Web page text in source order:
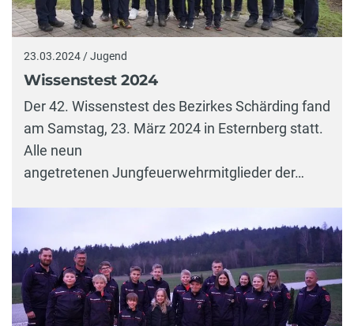
23.03.2024 / Jugend
Wissenstest 2024
Der 42. Wissenstest des Bezirkes Schärding fand
am Samstag, 23. März 2024 in Esternberg statt.
Alle neun
angetretenen Jungfeuerwehrmitglieder der…